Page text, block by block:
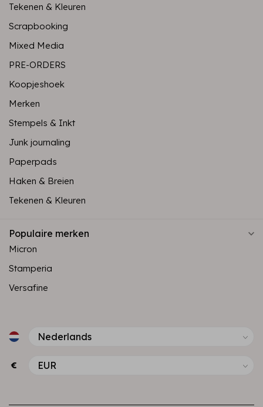
Tekenen & Kleuren
Scrapbooking
Mixed Media
PRE-ORDERS
Koopjeshoek
Merken
Stempels & Inkt
Junk journaling
Paperpads
Haken & Breien
Tekenen & Kleuren
Populaire merken
Micron
Stamperia
Versafine
€